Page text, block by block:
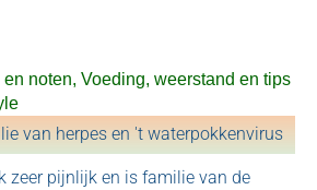
noten, Voeding, weerstand en tips
van herpes en 't waterpokkenvirus
zeer pijnlijk en is familie van de